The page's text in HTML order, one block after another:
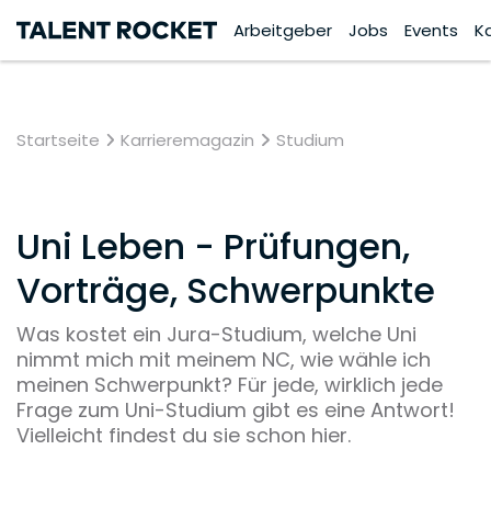
Arbeitgeber Jobs Events
Startseite Karrieremagazin Studium
Uni Leben - Prüfungen,
Vorträge, Schwerpunkte
Was kostet ein Jura-Studium, welche Uni
nimmt mich mit meinem NC, wie wähle ich
meinen Schwerpunkt? Für jede, wirklich jede
Frage zum Uni-Studium gibt es eine Antwort!
Vielleicht findest du sie schon hier.